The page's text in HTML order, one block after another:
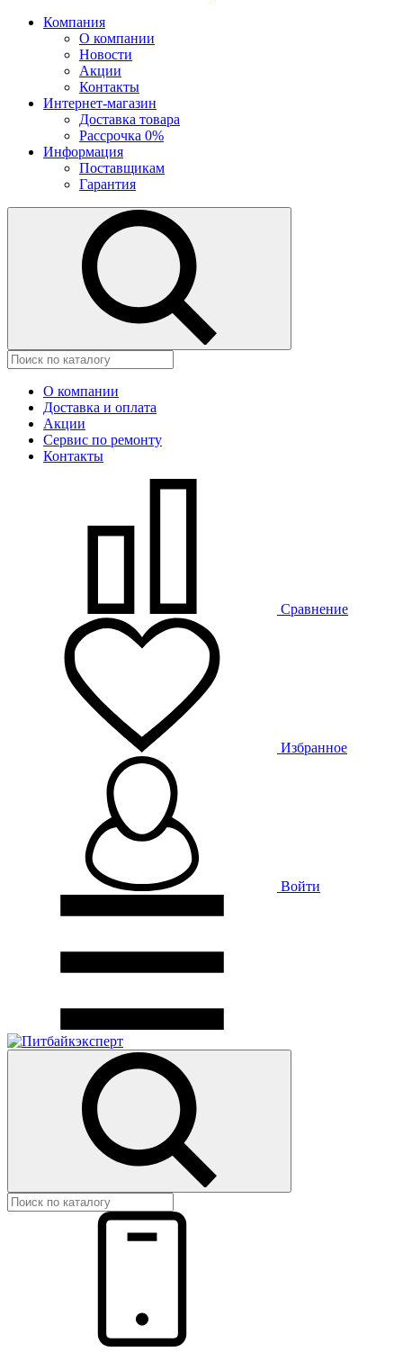
Компания
О компании
Новости
Акции
Контакты
Интернет-магазин
Доставка товара
Рассрочка 0%
Информация
Поставщикам
Гарантия
О компании
Доставка и оплата
Акции
Сервис по ремонту
Контакты
Сравнение
Избранное
Войти